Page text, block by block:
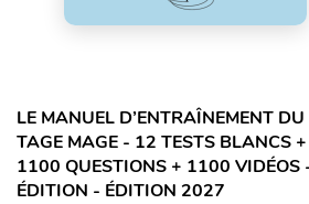
LE MANUEL D’ENTRAÎNEMENT DU
TAGE MAGE - 12 TESTS BLANCS +
1100 QUESTIONS + 1100 VIDÉOS
ÉDITION - ÉDITION 2027